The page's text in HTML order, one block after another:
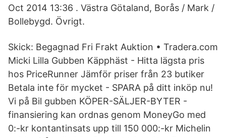
Oct 2014 13:36 . Västra Götaland, Borås / Mark /
Bollebygd. Övrigt.
Skick: Begagnad Fri Frakt Auktion • Tradera.com
Micki Lilla Gubben Käpphäst - Hitta lägsta pris
hos PriceRunner Jämför priser från 23 butiker
Betala inte för mycket - SPARA på ditt inköp nu!
Vi på Bil gubben KÖPER-SÄLJER-BYTER -
finansiering kan ordnas genom MoneyGo med
0:-kr kontantinsats upp till 150 000:-kr Michelin